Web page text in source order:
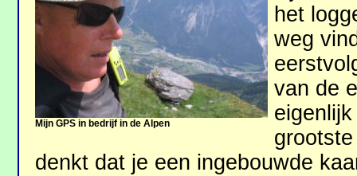
Mijn GPS in bedrijf in de Alpen
het
weg
van de
denkt dat je een ingebouwde